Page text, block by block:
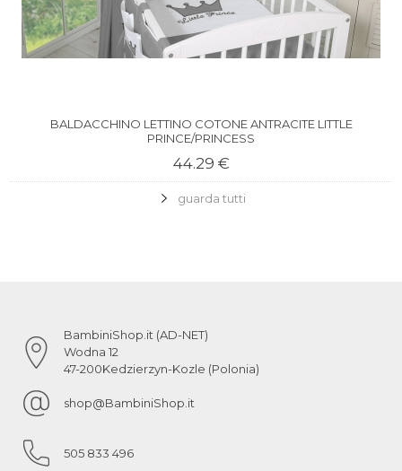
BALDACCHINO LETTINO COTONE ANTRACITE LITTLE
PRINCE/PRINCESS
44.29 €
guarda tutti
BambiniShop.it (AD-NET)
Wodna 12
47-200Kedzierzyn-Kozle (Polonia)
shop@BambiniShop.it
505 833 496